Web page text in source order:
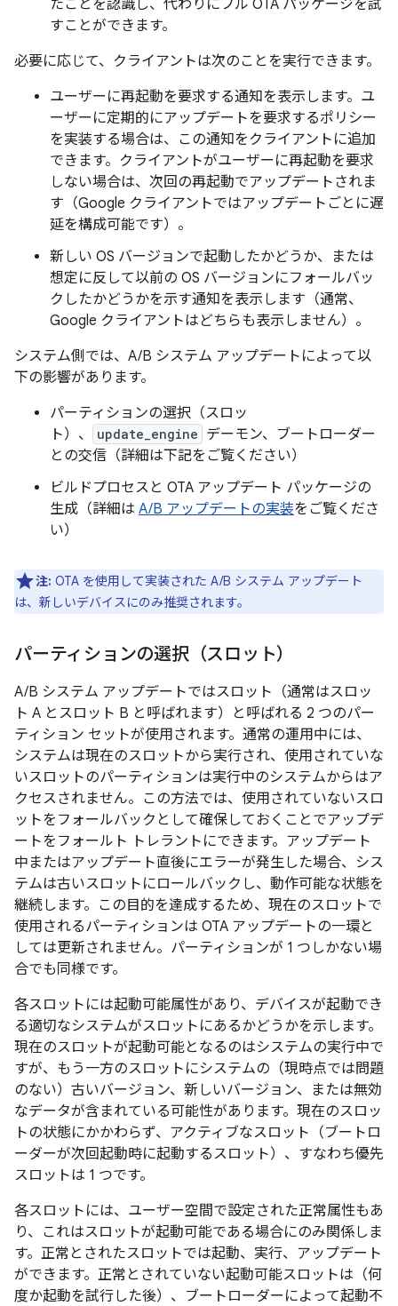
たことを認識し、代わりにフル OTA パッケージを試
すことができます。
必要に応じて、クライアントは次のことを実行できます。
ユーザーに再起動を要求する通知を表示します。ユ
ーザーに定期的にアップデートを要求するポリシー
を実装する場合は、この通知をクライアントに追加
できます。クライアントがユーザーに再起動を要求
しない場合は、次回の再起動でアップデートされま
す（Google クライアントではアップデートごとに遅
延を構成可能です）。
新しい OS バージョンで起動したかどうか、または
想定に反して以前の OS バージョンにフォールバッ
クしたかどうかを示す通知を表示します（通常、
Google クライアントはどちらも表示しません）。
システム側では、A/B システム アップデートによって以
下の影響があります。
パーティションの選択（スロッ
ト）、
update_engine デーモン、ブートローダー
との交信（詳細は下記をご覧ください）
ビルドプロセスと OTA アップデート パッケージの
生成（詳細は A/B アップデートの実装をご覧くださ
い）
注: OTA を使用して実装された A/B システム アップデート
は、新しいデバイスにのみ推奨されます。
パーティションの選択（スロット）
A/B システム アップデートではスロット（通常はスロッ
ト A とスロット B と呼ばれます）と呼ばれる 2 つのパー
ティション セットが使用されます。通常の運用中には、
システムは現在のスロットから実行され、使用されていな
いスロットのパーティションは実行中のシステムからはア
クセスされません。この方法では、使用されていないスロ
ットをフォールバックとして確保しておくことでアップデ
ートをフォールト トレラントにできます。アップデート
中またはアップデート直後にエラーが発生した場合、シス
テムは古いスロットにロールバックし、動作可能な状態を
継続します。この目的を達成するため、 現在のスロットで
使用されるパーティションは OTA アップデートの一環と
しては更新されません。パーティションが 1 つしかない場
合でも同様です。
各スロットには起動可能属性があり、デバイスが起動でき
る適切なシステムがスロットにあるかどうかを示します。
現在のスロットが起動可能となるのはシステムの実行中で
すが、もう一方のスロットにシステムの（現時点では問題
のない）古いバージョン、新しいバージョン、または無効
なデータが含まれている可能性があります。 現在のスロッ
トの状態にかかわらず、 アクティブなスロット（ブートロ
ーダーが次回起動時に起動するスロット）、すなわち優先
スロットは 1 つです。
各スロットには、ユーザー空間で設定された正常属性もあ
り、これはスロットが起動可能である場合にのみ関係しま
す。正常とされたスロットでは起動、実行、アップデート
ができます。正常とされていない起動可能スロットは（何
度か起動を試行した後）、ブートローダーによって起動不